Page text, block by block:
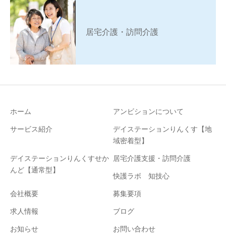
居宅介護・訪問介護
ホーム
アンビションについて
サービス紹介
デイステーションりんくす【地
域密着型】
デイステーションりんくすせか
んど【通常型】
居宅介護支援・訪問介護
快護ラボ 知技心
会社概要
募集要項
求人情報
ブログ
お知らせ
お問い合わせ